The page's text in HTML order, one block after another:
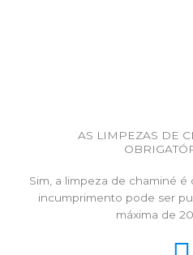
AS LIMPEZAS DE
Sim, a limpeza de chaminé é
incumprimento pode ser
máxima de